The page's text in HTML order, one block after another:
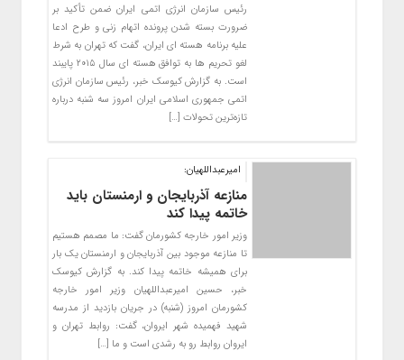
رئیس سازمان انرژی اتمی ایران ضمن تأکید بر
ضرورت بسته شدن پرونده اتهام زنی و طرح ادعا
علیه برنامه هسته ای ایران، گفت که تهران به شرط
لغو تحریم ها به توافق هسته ای سال ۲۰۱۵ پایبند
است. به گزارش کیوسک خبر، رئیس سازمان انرژی
اتمی جمهوری اسلامی ایران امروز سه شنبه درباره
تازه‌ترین تحولات […]
امیرعبداللهیان:
منازعه آذربایجان و ارمنستان باید
خاتمه پیدا کند
وزیر امور خارجه کشورمان گفت: ما مصمم هستیم
تا منازعه موجود بین آذربایجان و ارمنستان یک بار
برای همیشه خاتمه پیدا کند. به گزارش کیوسک
خبر، حسین امیرعبداللهیان وزیر امور خارجه
کشورمان امروز (شنبه) در جریان بازدید از مدرسه
شهید فهمیده شهر ایروان، گفت: روابط تهران و
ایروان روابط رو به رشدی است و ما […]